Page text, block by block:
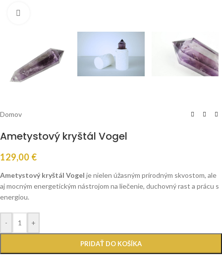
Domov
Ametystový kryštál Vogel
129,00 €
Ametystový kryštál Vogel je nielen úžasným prírodným skvostom, ale
aj mocným energetickým nástrojom na liečenie, duchovný rast a prácu s
energiou.
- +
PRIDAŤ DO KOŠÍKA